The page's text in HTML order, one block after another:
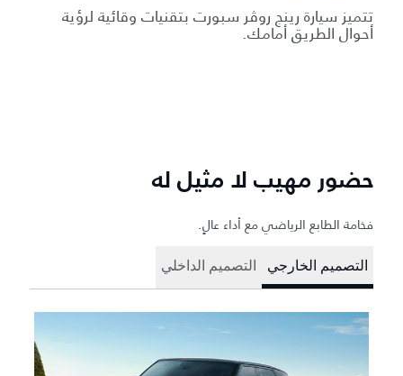
تتميز سيارة رينج روڤر سبورت بتقنيات وقائية لرؤية
أحوال الطريق أمامك.
حضور مهيب لا مثيل له
فخامة الطابع الرياضي مع أداء عالٍ.
التصميم الخارجي التصميم الداخلي